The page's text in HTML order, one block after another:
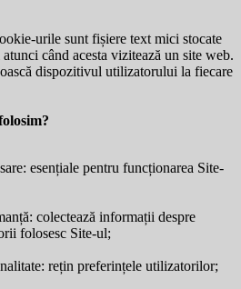
urile sunt fișiere text mici stocate
când acesta vizitează un site web.
dispozitivul utilizatorului la fiecare
esențiale pentru funcționarea Site-
colectează informații despre
folosesc Site-ul;
rețin preferințele utilizatorilor;